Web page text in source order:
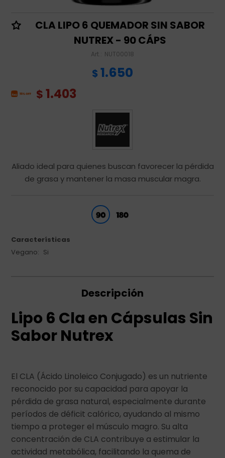
CLA LIPO 6 QUEMADOR SIN SABOR
NUTREX - 90 CÁPS
NUT00018
$ 1.650
$ 1.403
Aliado ideal para quienes buscan favorecer la pérdida
de grasa y mantener la masa muscular magra.
Características
Vegano
Si
Descripción
Lipo 6 Cla en Cápsulas Sin
Sabor Nutrex
El CLA (Ácido Linoleico Conjugado) es un nutriente
reconocido por su capacidad para apoyar la
pérdida de grasa natural, especialmente durante
períodos de déficit calórico, ayudando al mismo
tiempo a proteger el músculo magro. Su alta
concentración de CLA contribuye a estimular la
actividad metabólica, facilitando la quema de